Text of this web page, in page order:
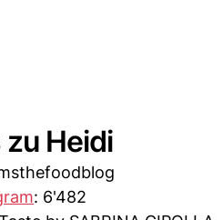
zu Heidi
: 6'482